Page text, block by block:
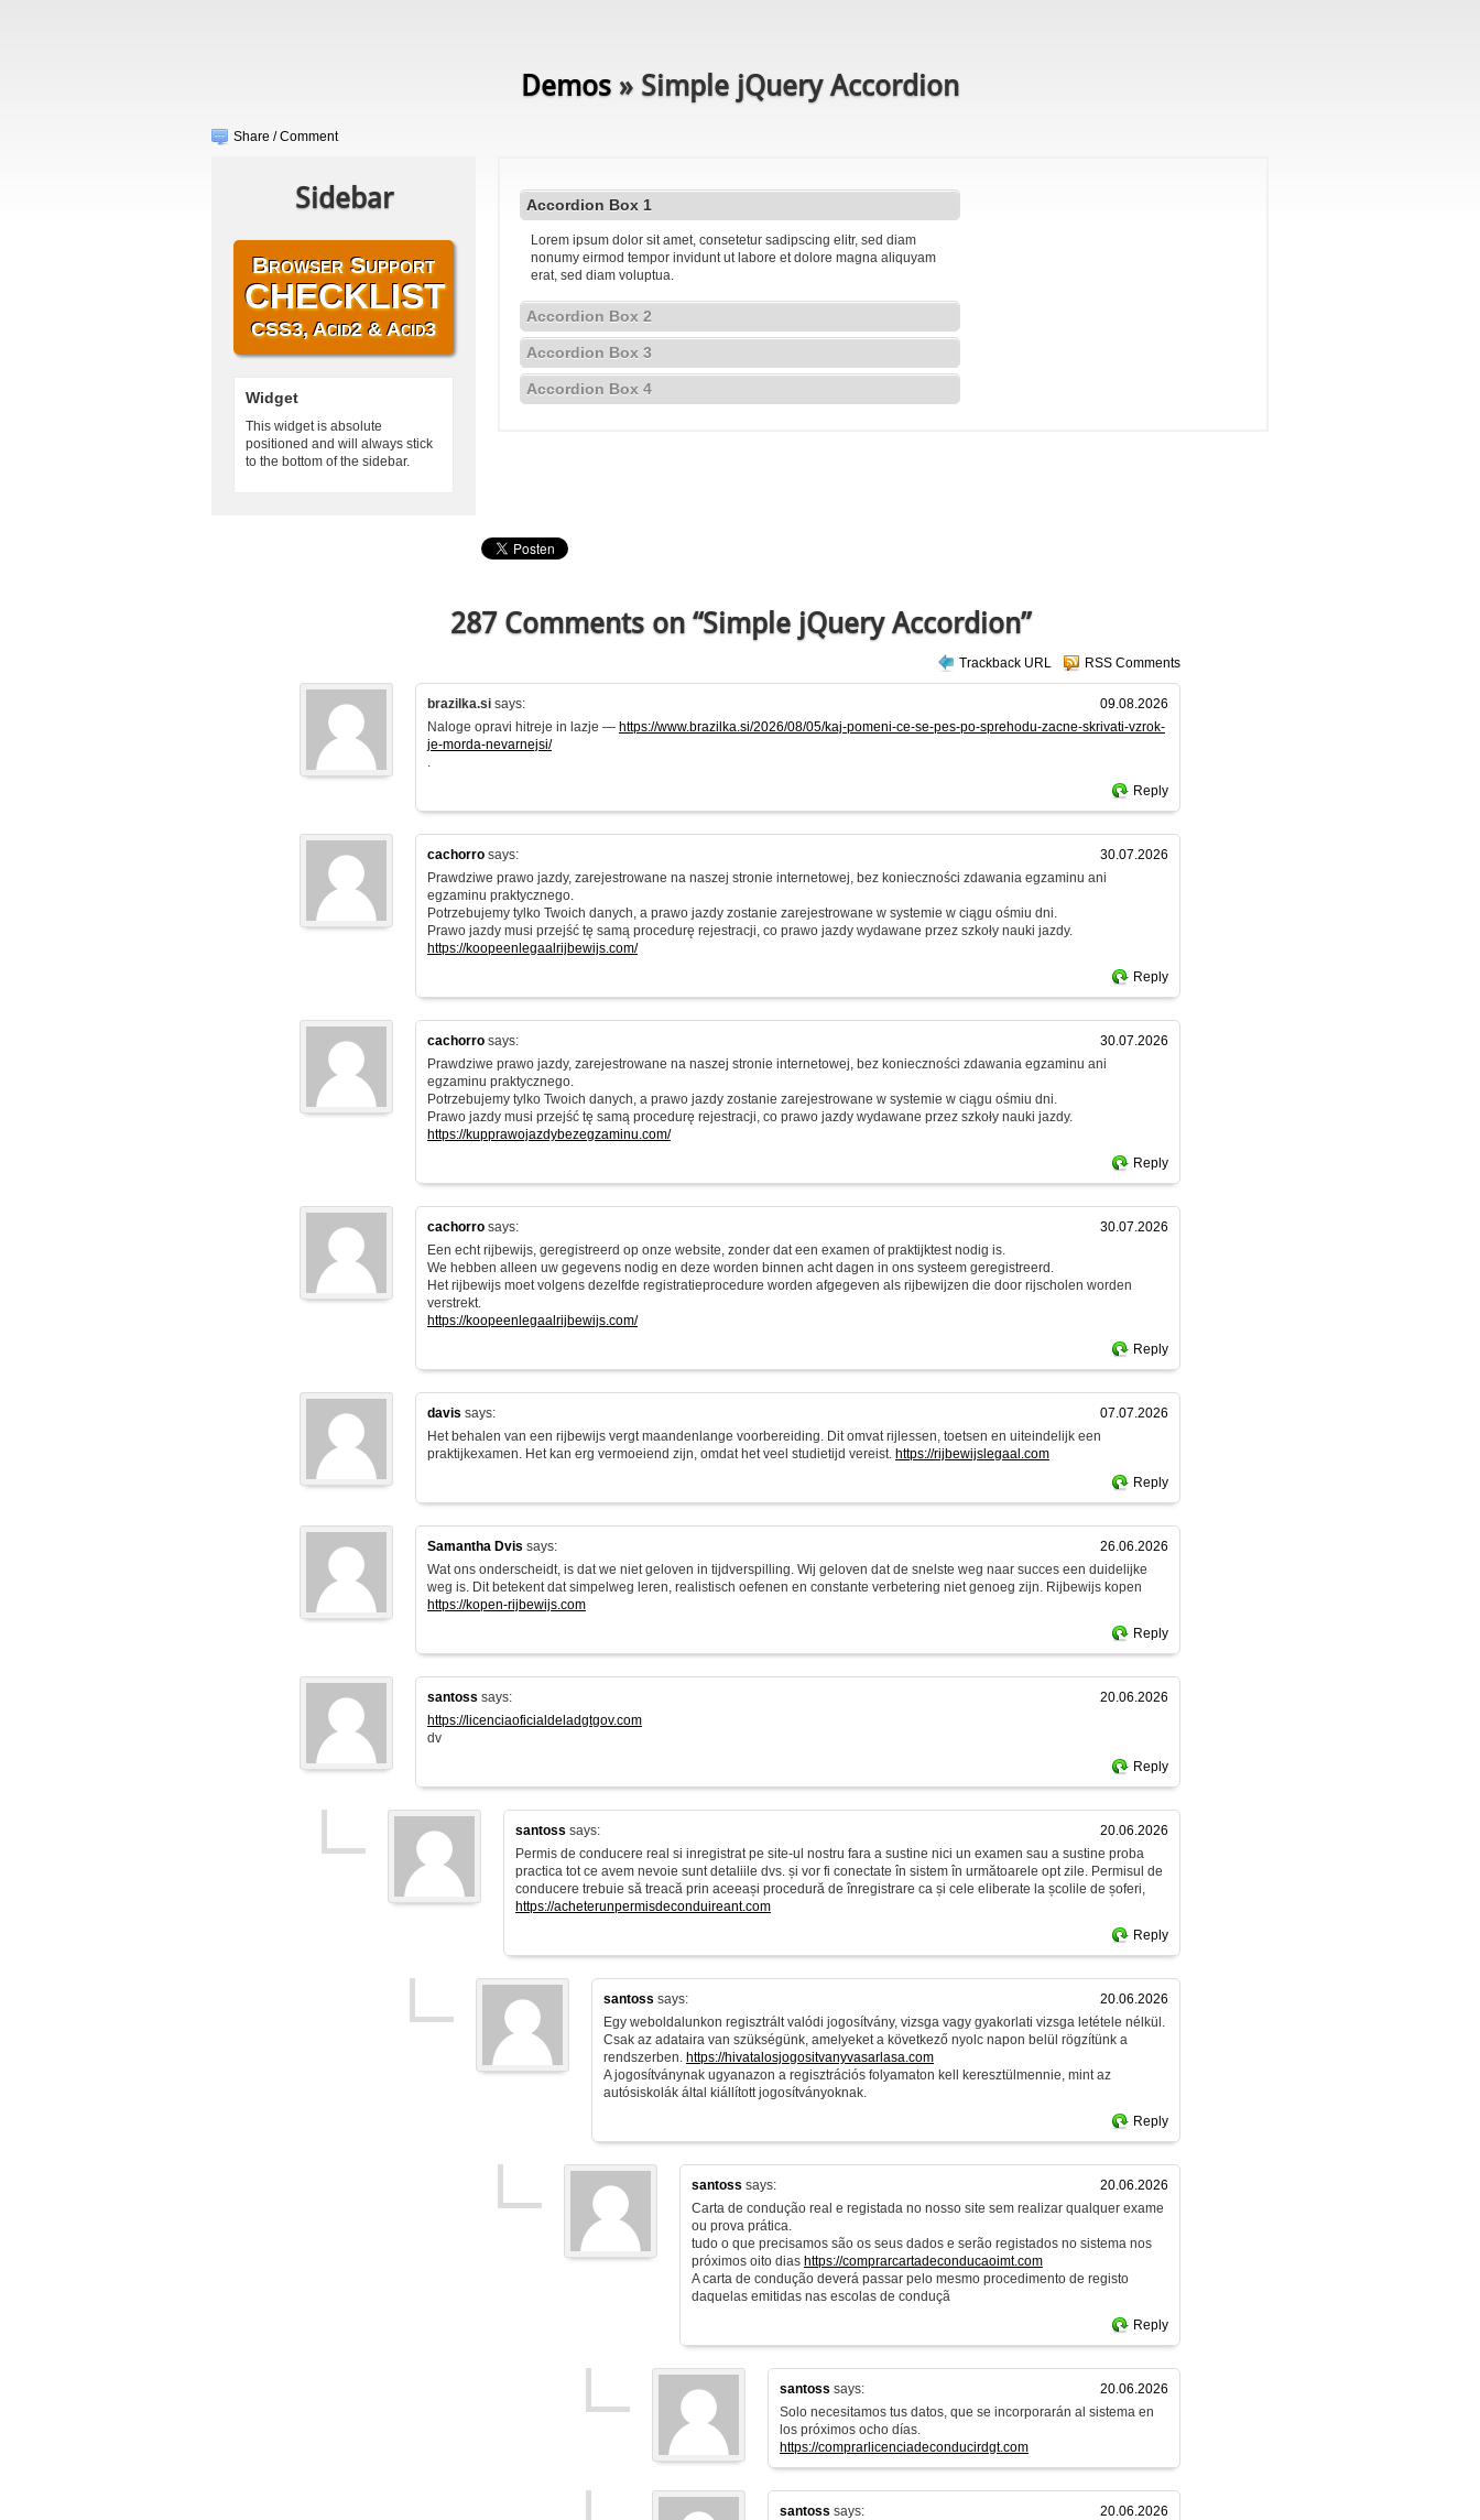
Demos » Simple jQuery Accordion
Share / Comment
Accordion Box 1
Lorem ipsum dolor sit amet, consetetur sadipscing elitr, sed diam
nonumy eirmod tempor invidunt ut labore et dolore magna aliquyam
erat, sed diam voluptua.
Accordion Box 2
Accordion Box 3
Accordion Box 4
Sidebar
Browser Support
CHECKLIST
CSS3, Acid2 & Acid3
Widget
This widget is absolute
positioned and will always stick
to the bottom of the sidebar.
287 Comments on “Simple jQuery Accordion”
Trackback URL RSS Comments
brazilka.si says:
09.08.2026
Naloge opravi hitreje in lazje — https://www.brazilka.si/2026/08/05/kaj-pomeni-ce-se-pes-po-sprehodu-zacne-skrivati-vzrok-
je-morda-nevarnejsi/
.
Reply
cachorro says:
30.07.2026
Prawdziwe prawo jazdy, zarejestrowane na naszej stronie internetowej, bez konieczności zdawania egzaminu ani
egzaminu praktycznego.
Potrzebujemy tylko Twoich danych, a prawo jazdy zostanie zarejestrowane w systemie w ciągu ośmiu dni.
Prawo jazdy musi przejść tę samą procedurę rejestracji, co prawo jazdy wydawane przez szkoły nauki jazdy.
https://koopeenlegaalrijbewijs.com/
Reply
cachorro says:
30.07.2026
Prawdziwe prawo jazdy, zarejestrowane na naszej stronie internetowej, bez konieczności zdawania egzaminu ani
egzaminu praktycznego.
Potrzebujemy tylko Twoich danych, a prawo jazdy zostanie zarejestrowane w systemie w ciągu ośmiu dni.
Prawo jazdy musi przejść tę samą procedurę rejestracji, co prawo jazdy wydawane przez szkoły nauki jazdy.
https://kupprawojazdybezegzaminu.com/
Reply
cachorro says:
30.07.2026
Een echt rijbewijs, geregistreerd op onze website, zonder dat een examen of praktijktest nodig is.
We hebben alleen uw gegevens nodig en deze worden binnen acht dagen in ons systeem geregistreerd.
Het rijbewijs moet volgens dezelfde registratieprocedure worden afgegeven als rijbewijzen die door rijscholen worden
verstrekt.
https://koopeenlegaalrijbewijs.com/
Reply
davis says:
07.07.2026
Het behalen van een rijbewijs vergt maandenlange voorbereiding. Dit omvat rijlessen, toetsen en uiteindelijk een
praktijkexamen. Het kan erg vermoeiend zijn, omdat het veel studietijd vereist. https://rijbewijslegaal.com
Reply
Samantha Dvis says:
26.06.2026
Wat ons onderscheidt, is dat we niet geloven in tijdverspilling. Wij geloven dat de snelste weg naar succes een duidelijke
weg is. Dit betekent dat simpelweg leren, realistisch oefenen en constante verbetering niet genoeg zijn. Rijbewijs kopen
https://kopen-rijbewijs.com
Reply
santoss says:
20.06.2026
https://licenciaoficialdeladgtgov.com
dv
Reply
santoss says:
20.06.2026
Permis de conducere real si inregistrat pe site-ul nostru fara a sustine nici un examen sau a sustine proba
practica tot ce avem nevoie sunt detaliile dvs. și vor fi conectate în sistem în următoarele opt zile. Permisul de
conducere trebuie să treacă prin aceeași procedură de înregistrare ca și cele eliberate la școlile de șoferi,
https://acheterunpermisdeconduireant.com
Reply
santoss says:
20.06.2026
Egy weboldalunkon regisztrált valódi jogosítvány, vizsga vagy gyakorlati vizsga letétele nélkül.
Csak az adataira van szükségünk, amelyeket a következő nyolc napon belül rögzítünk a
rendszerben. https://hivatalosjogositvanyvasarlasa.com
A jogosítványnak ugyanazon a regisztrációs folyamaton kell keresztülmennie, mint az
autósiskolák által kiállított jogosítványoknak.
Reply
santoss says:
20.06.2026
Carta de condução real e registada no nosso site sem realizar qualquer exame
ou prova prática.
tudo o que precisamos são os seus dados e serão registados no sistema nos
próximos oito dias https://comprarcartadeconducaoimt.com
A carta de condução deverá passar pelo mesmo procedimento de registo
daquelas emitidas nas escolas de conduçã
Reply
santoss says:
20.06.2026
Solo necesitamos tus datos, que se incorporarán al sistema en
los próximos ocho días.
https://comprarlicenciadeconducirdgt.com
santoss says:
20.06.2026